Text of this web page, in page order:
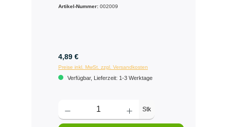
Artikel-Nummer: 002009
4,89 €
Preise inkl. MwSt. zzgl. Versandkosten
Verfügbar, Lieferzeit: 1-3 Werktage
Stk